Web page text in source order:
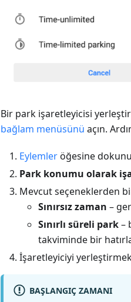
Bir park işaretleyicisi
bağlam menüsünü açın.
Eylemleröğesine
Park konumu olarak
Mevcut seçeneklerden
Sınırsız zaman –
Sınırlı süreli park–
takviminde bir
İşaretleyiciyi
BAŞLANGIÇ ZAMANI